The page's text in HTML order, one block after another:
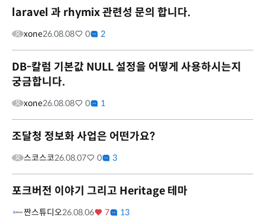
laravel 과 rhymix 관련성 문의 합니다.
xone26.08.08 0 2
DB-칼럼 기본값 NULL 설정을 어떻게 사용하시는지
궁금합니다.
xone26.08.08 0 1
조달청 정보화 사업은 어떤가요?
스코스코26.08.07 0 3
포크버전 이야기 그리고 Heritage 테마
짠스튜디오26.08.06 7 13